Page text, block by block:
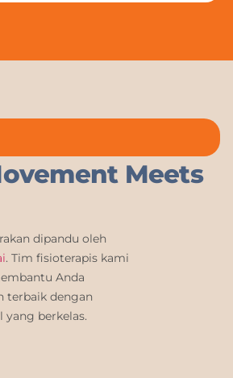
Meets
dipandu oleh
. Tim fisioterapis kami
Anda
terbaik dengan
yang berkelas.